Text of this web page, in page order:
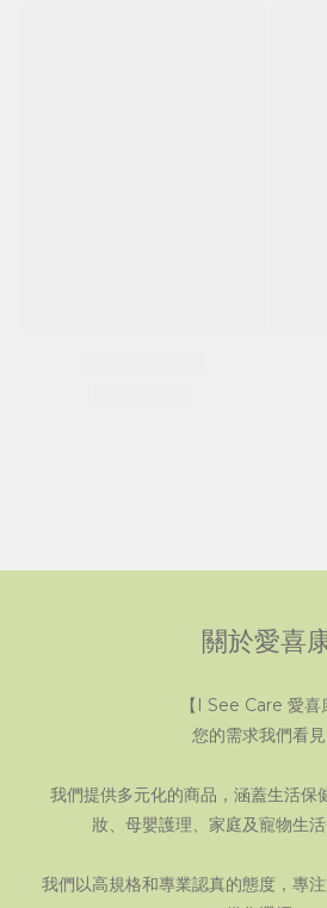
關於愛喜
【I See Care 愛喜
您的需求我們看見
我們提供多元化的商品，涵蓋生活保
妝、母嬰護理、家庭及寵物生活
我們以高規格和專業認真的態度，專